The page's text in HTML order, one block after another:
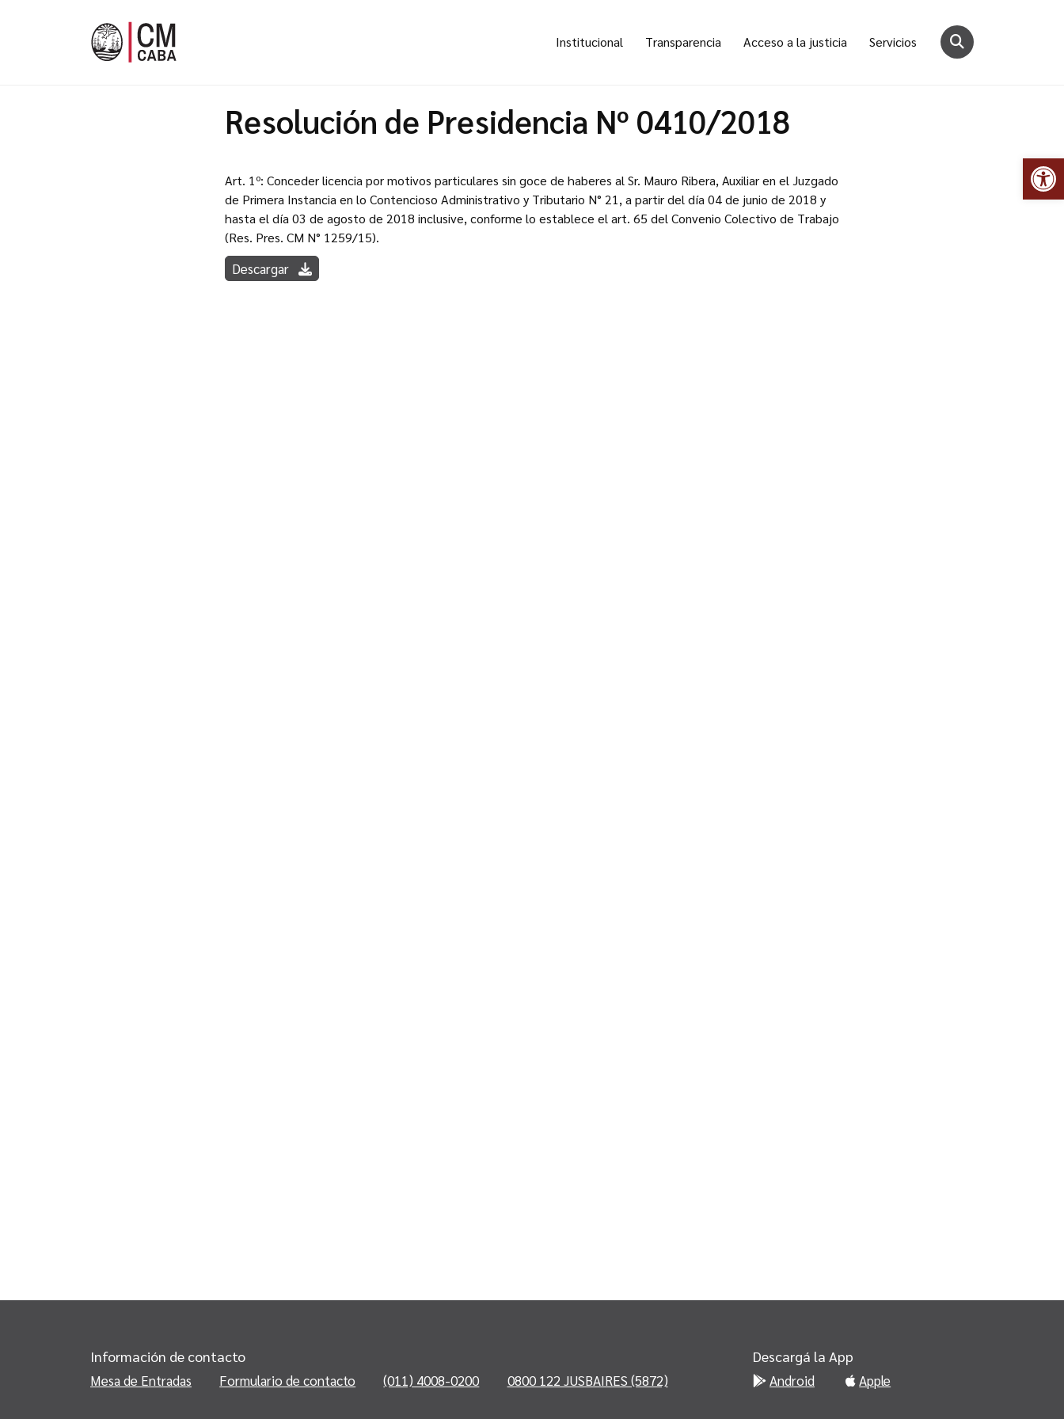
Institucional Transparencia Acceso a la justicia Servicios
Resolución de Presidencia Nº 0410/2018
Art. 1º: Conceder licencia por motivos particulares sin goce de haberes al Sr. Mauro Ribera, Auxiliar en el Juzgado
de Primera Instancia en lo Contencioso Administrativo y Tributario N° 21, a partir del día 04 de junio de 2018 y
hasta el día 03 de agosto de 2018 inclusive, conforme lo establece el art. 65 del Convenio Colectivo de Trabajo
(Res. Pres. CM N° 1259/15).
Descargar
Información de contacto
Mesa de Entradas Formulario de contacto (011) 4008-0200 0800 122 JUSBAIRES (5872)
Descargá la App
Android Apple